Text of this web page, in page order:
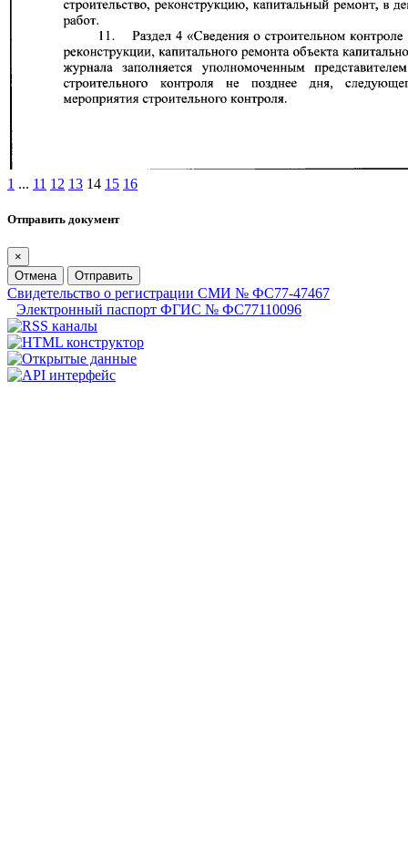
1 ... 11 12 13 14 15 16
Отправить документ
×
Отмена
Отправить
Свидетельство о регистрации СМИ № ФС77-47467
Электронный паспорт ФГИС № ФС77110096